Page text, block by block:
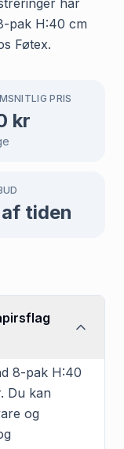
pak H:40 cm
Føtex.
PRIS
kr
tiden
8-pak H:40
Du kan
og